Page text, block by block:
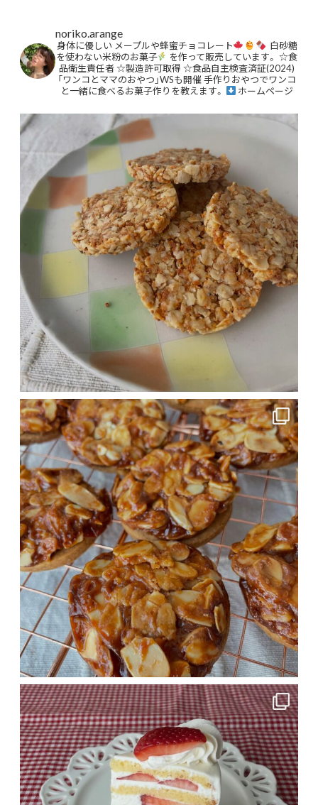
noriko.arange
身体に優しい メープルや蜂蜜チョコレート
白砂糖
を使わない米粉のお菓子
を作って販売しています。 ☆食
品衛生責任者☆製造許可取得 ☆食品自主検査済証(2024)
「ワンコとママのおやつ」WSも開催手作りおやつでワンコ
と一緒に食べるお菓子作りを教えます。
ホームページ